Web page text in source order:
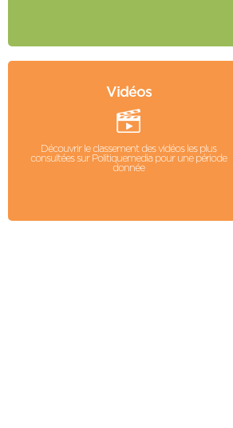
Vidéos
Découvrir le classement des vidéos les plus
consultées sur Politiquemedia pour une période
donnée